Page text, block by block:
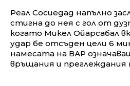
Реал Сосиедад напълно
стигна до нея с гол от
когато Микел Ойарсабал
удар бе отсъден цели 6
намесата на ВАР
връщания и преглеждания